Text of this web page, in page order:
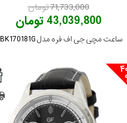
71,733,000 تومان
43,039,800 تومان